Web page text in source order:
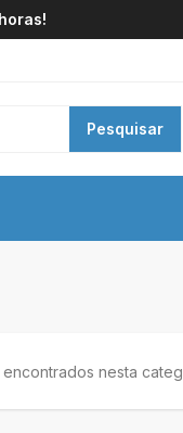
Pesquisar
nesta